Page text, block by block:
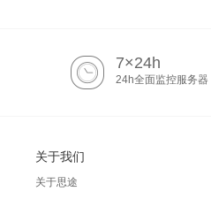
7×24h
24h全面监控服务器
关于我们
关于思途